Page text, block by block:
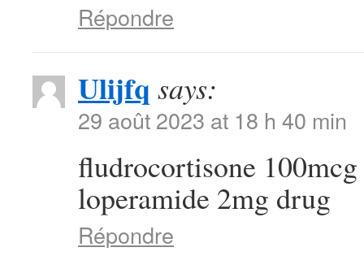
Répondre
Ulijfq says:
29 août 2023 at 18 h 40 min
fludrocortisone
loperamide 2mg drug
Répondre